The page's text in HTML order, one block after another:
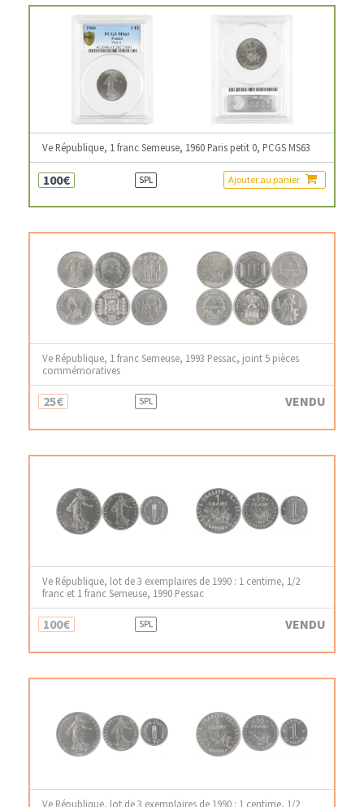
Ve République, 1 franc Semeuse, 1960 Paris petit 0, PCGS MS63
100€ SPL Ajouter au panier
Ve République, 1 franc Semeuse, 1993 Pessac, joint 5 pièces
commémoratives
25€ SPL VENDU
Ve République, lot de 3 exemplaires de 1990 : 1 centime, 1/2
franc et 1 franc Semeuse, 1990 Pessac
100€ SPL VENDU
Ve République, lot de 3 exemplaires de 1990 : 1 centime, 1/2